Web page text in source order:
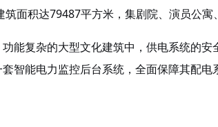
面积达79487平方米，集剧院、演员公寓
复杂的大型文化建筑中，供电系统的安
智能电力监控后台系统，全面保障其配电